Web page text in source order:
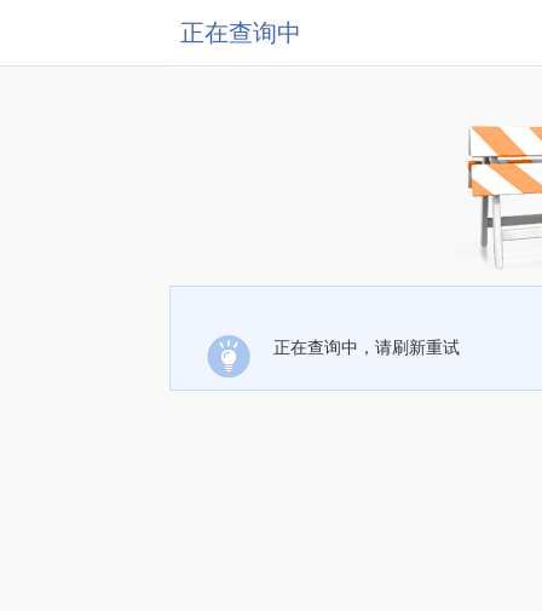
正在查询中
正在查询中，请刷新重试